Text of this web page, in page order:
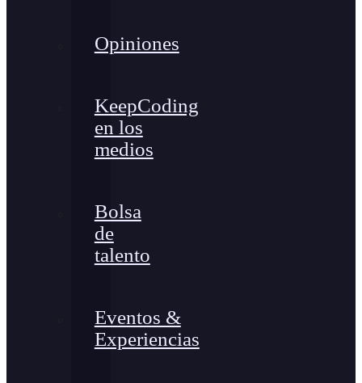
Opiniones
KeepCoding
en los
medios
Bolsa
de
talento
Eventos &
Experiencias